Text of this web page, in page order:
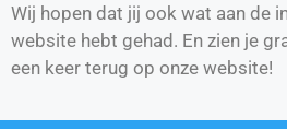
Wij hopen dat jij ook wat aan de
website hebt gehad. En zien je
een keer terug op onze website!